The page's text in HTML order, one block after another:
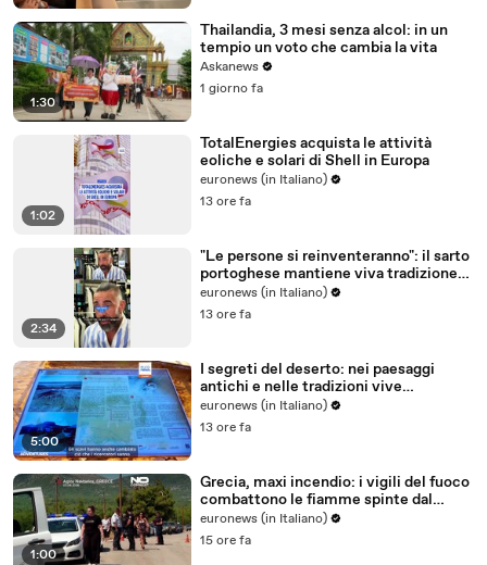
1:30
Thailandia, 3 mesi senza alcol: in un
tempio un voto che cambia la vita
Askanews
1 giorno fa
1:02
TotalEnergies acquista le attività
eoliche e solari di Shell in Europa
euronews (in Italiano)
13 ore fa
2:34
"Le persone si reinventeranno": il sarto
portoghese mantiene viva tradizione
degli abiti su misura
euronews (in Italiano)
13 ore fa
5:00
I segreti del deserto: nei paesaggi
antichi e nelle tradizioni vive
dell'Uzbekistan
euronews (in Italiano)
13 ore fa
1:00
Grecia, maxi incendio: i vigili del fuoco
combattono le fiamme spinte dal
vento
euronews (in Italiano)
15 ore fa